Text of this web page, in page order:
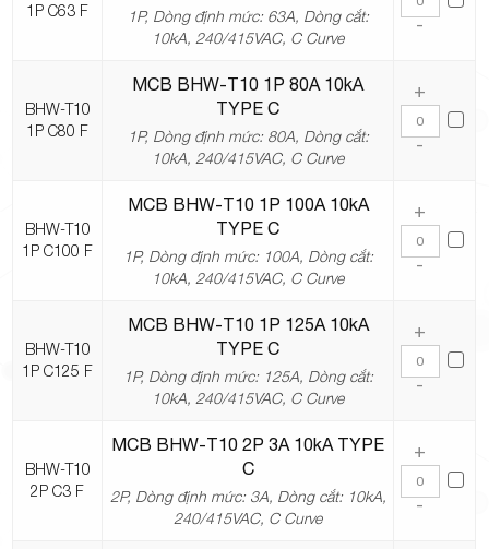
1P C63 F
1P, Dòng định mức: 63A, Dòng cắt:
10kA, 240/415VAC, C Curve
-
BHW-T10
1P C80 F
MCB BHW-T10 1P 80A 10kA
TYPE C
1P, Dòng định mức: 80A, Dòng cắt:
10kA, 240/415VAC, C Curve
+
-
BHW-T10
1P C100 F
MCB BHW-T10 1P 100A 10kA
TYPE C
1P, Dòng định mức: 100A, Dòng cắt:
10kA, 240/415VAC, C Curve
+
-
BHW-T10
1P C125 F
MCB BHW-T10 1P 125A 10kA
TYPE C
1P, Dòng định mức: 125A, Dòng cắt:
10kA, 240/415VAC, C Curve
+
-
BHW-T10
2P C3 F
MCB BHW-T10 2P 3A 10kA TYPE
C
2P, Dòng định mức: 3A, Dòng cắt: 10kA,
240/415VAC, C Curve
+
-